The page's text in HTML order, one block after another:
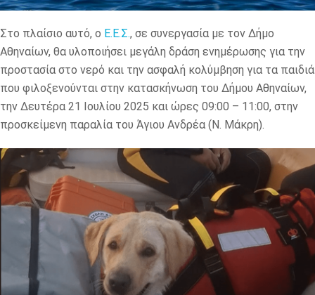
Στο πλαίσιο αυτό, ο Ε.Ε.Σ., σε συνεργασία με τον Δήμο
Αθηναίων, θα υλοποιήσει μεγάλη δράση ενημέρωσης για την
προστασία στο νερό και την ασφαλή κολύμβηση για τα παιδιά
που φιλοξενούνται στην κατασκήνωση του Δήμου Αθηναίων,
την Δευτέρα 21 Ιουλίου 2025 και ώρες 09:00 – 11:00, στην
προσκείμενη παραλία του Άγιου Ανδρέα (Ν. Μάκρη).